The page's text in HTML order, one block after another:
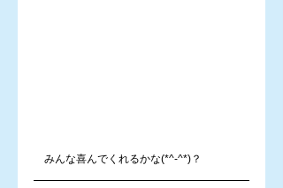
みんな喜んでくれるかな(*^-^*)？